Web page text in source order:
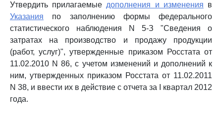
Утвердить прилагаемые дополнения и изменения в
Указания по заполнению формы федерального
статистического наблюдения N 5-З "Сведения о
затратах на производство и продажу продукции
(работ, услуг)", утвержденные приказом Росстата от
11.02.2010 N 86, с учетом изменений и дополнений к
ним, утвержденных приказом Росстата от 11.02.2011
N 38, и ввести их в действие с отчета за I квартал 2012
года.